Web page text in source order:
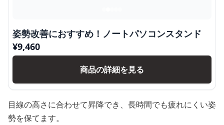
姿勢改善におすすめ！ノートパソコンスタンド
¥9,460
商品の詳細を見る
目線の高さに合わせて昇降でき、長時間でも疲れにくい姿
勢を保てます。